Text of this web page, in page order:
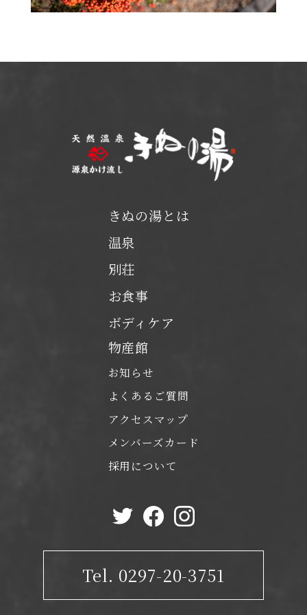
きぬの湯とは
温泉
別荘
お食事
ボディケア
物産館
お知らせ
よくあるご質問
アクセスマップ
メンバーズカード
採用について
Tel. 0297-20-3751